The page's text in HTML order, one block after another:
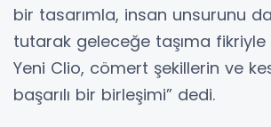
bir tasarımla, insan unsurunu
tutarak geleceğe taşıma
Yeni Clio, cömert şekillerin ve
başarılı bir birleşimi” dedi.